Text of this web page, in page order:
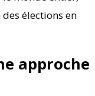
élections en
approche